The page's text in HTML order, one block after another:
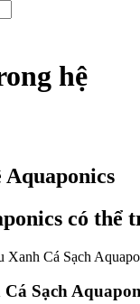
hệ
có thể
Cá Sạch
Cá Sạch